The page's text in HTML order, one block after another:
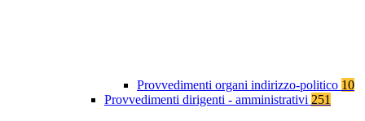
Provvedimenti organi indirizzo-politico 10
Provvedimenti dirigenti - amministrativi 251